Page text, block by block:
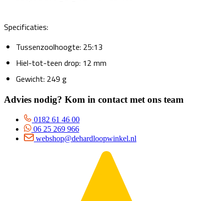
Specificaties:
Tussenzoolhoogte: 25:13
Hiel-tot-teen drop: 12 mm
Gewicht: 249 g
Advies nodig? Kom in contact met ons team
0182 61 46 00
06 25 269 966
webshop@dehardloopwinkel.nl